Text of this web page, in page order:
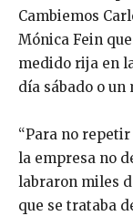
Cambiemos
Mónica Fein
medido rija en
día sábado o
“Para no
la empresa no
labraron miles
que se trataba